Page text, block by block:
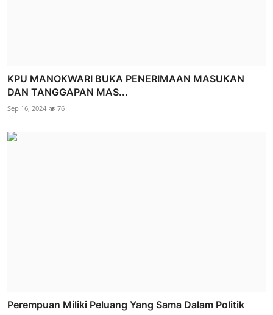
KPU MANOKWARI BUKA PENERIMAAN MASUKAN
DAN TANGGAPAN MAS...
Sep 16, 2024 76
Perempuan Miliki Peluang Yang Sama Dalam Politik